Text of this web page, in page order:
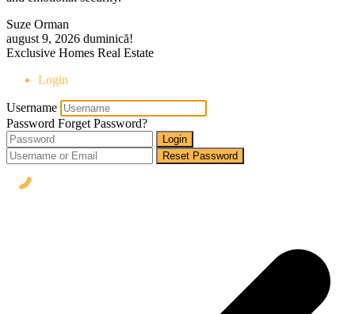
Suze Orman
august 9, 2026 duminică!
Exclusive Homes Real Estate
Login
Username
Password Forget Password?
Login
Reset Password